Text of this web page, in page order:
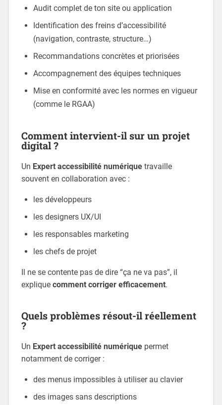
Audit complet de ton site ou application
Identification des freins d’accessibilité
(navigation, contraste, structure…)
Recommandations concrètes et priorisées
Accompagnement des équipes techniques
Mise en conformité avec les normes en vigueur
(comme le RGAA)
Comment intervient-il sur un projet
digital ?
Un Expert accessibilité numériquetravaille
souvent en collaboration avec :
les développeurs
les designers UX/UI
les responsables marketing
les chefs de projet
Il ne se contente pas de dire “ça ne va pas”, il
explique comment corriger efficacement.
Quels problèmes résout-il réellement
?
Un Expert accessibilité numériquepermet
notamment de corriger :
des menus impossibles à utiliser au clavier
des images sans descriptions